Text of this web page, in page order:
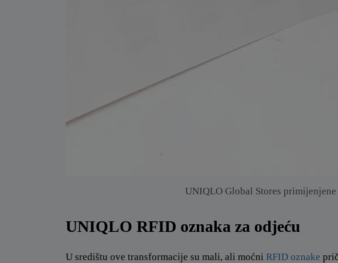
UNIQLO Global Stores
UNIQLO RFID oznaka za odjeću
U središtu ove transformacije su mali, ali moćni RFID oznake